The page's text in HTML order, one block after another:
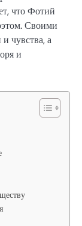
что Фотий
Своими
чувства, а
и